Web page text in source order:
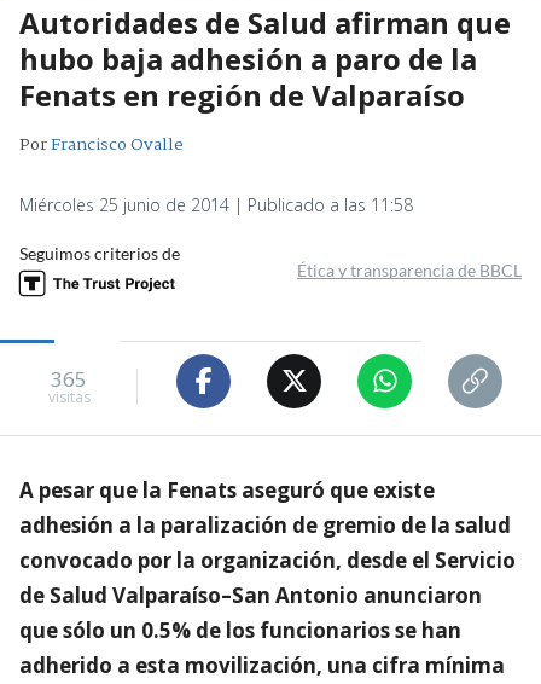
Autoridades de Salud afirman que
hubo baja adhesión a paro de la
Fenats en región de Valparaíso
PorFrancisco Ovalle
Miércoles 25 junio de 2014 | Publicado a las 11:58
Seguimos criterios de
Ética y transparencia de BBCL
365
visitas
A pesar que la Fenats aseguró que existe
adhesión a la paralización de gremio de la salud
convocado por la organización, desde el Servicio
de Salud Valparaíso–San Antonio anunciaron
que sólo un 0.5% de los funcionarios se han
adherido a esta movilización, una cifra mínima